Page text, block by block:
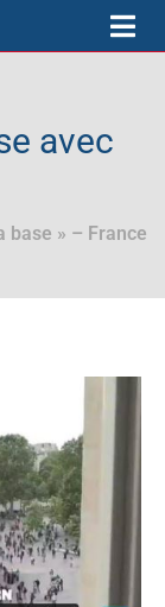
avec
base » – France